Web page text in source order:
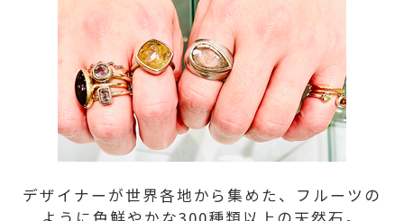
デザイナーが世界各地から集めた、フルーツの